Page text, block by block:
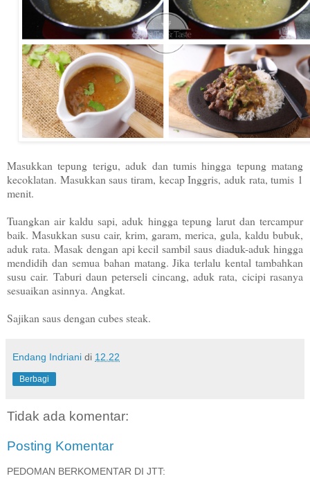
Masukkan tepung terigu, aduk dan tumis hingga tepung matang
kecoklatan. Masukkan saus tiram, kecap Inggris, aduk rata, tumis 1
menit.
Tuangkan air kaldu sapi, aduk hingga tepung larut dan tercampur
baik. Masukkan susu cair, krim, garam, merica, gula, kaldu bubuk,
aduk rata. Masak dengan api kecil sambil saus diaduk-aduk hingga
mendidih dan semua bahan matang. Jika terlalu kental tambahkan
susu cair. Taburi daun peterseli cincang, aduk rata, cicipi rasanya
sesuaikan asinnya. Angkat.
Sajikan saus dengan cubes steak.
Endang Indriani di 12.22
Berbagi
Tidak ada komentar:
Posting Komentar
PEDOMAN BERKOMENTAR DI JTT: